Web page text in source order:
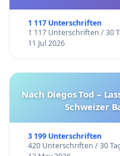
1 117 Unterschriften
1 117 Unterschriften / 30
11 Jul 2026
Nach Diegos Tod –
Schweizer
3 199 Unterschriften
420 Unterschriften / 30